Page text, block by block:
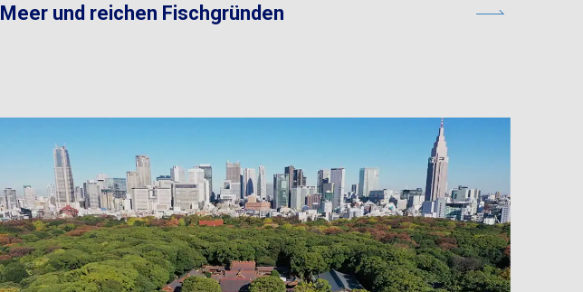
Meer und reichen Fischgründen